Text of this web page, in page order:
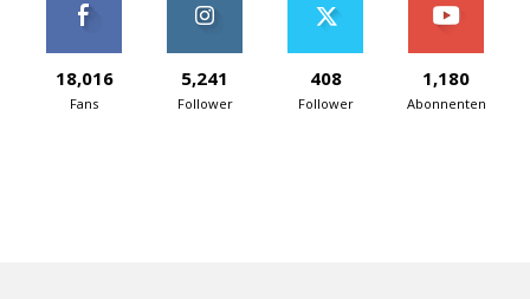
18,016
Fans
5,241
Follower
408
Follower
1,180
Abonnenten